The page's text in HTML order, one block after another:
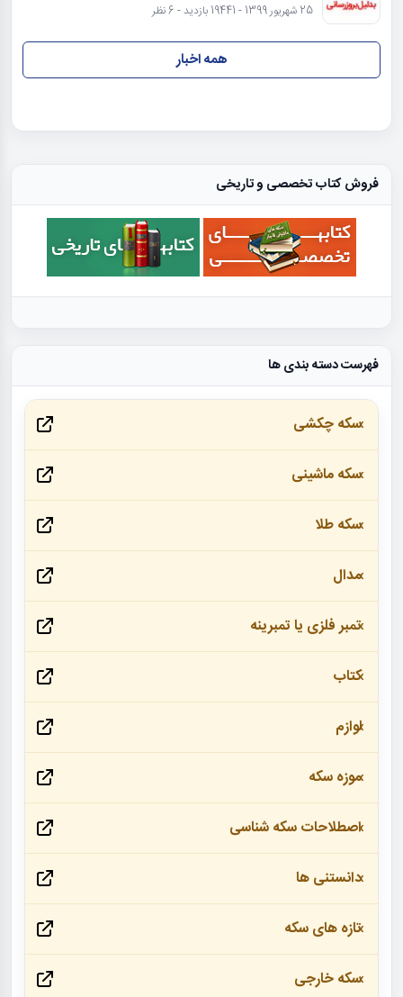
25 شهریور 1399 - 19441 بازدید - 6 نظر
همه اخبار
فروش کتاب تخصصی و تاریخی
فهرست دسته بندی ها
سکه چکشی
سکه ماشینی
سکه طلا
مدال
تمبر فلزی یا تمبرینه
کتاب
لوازم
موزه سکه
اصطلاحات سکه شناسی
دانستنی ها
تازه های سکه
سکه خارجی